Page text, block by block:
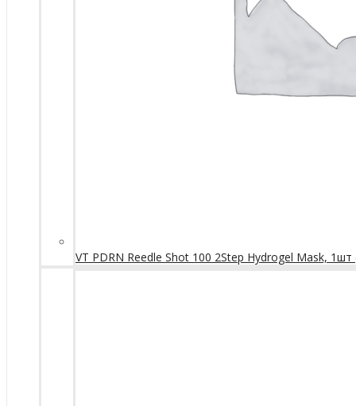
VT PDRN Reedle Shot 100 2Step Hydrogel Mask,